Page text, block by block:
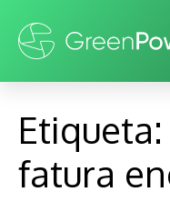
Etiqueta:
fatura